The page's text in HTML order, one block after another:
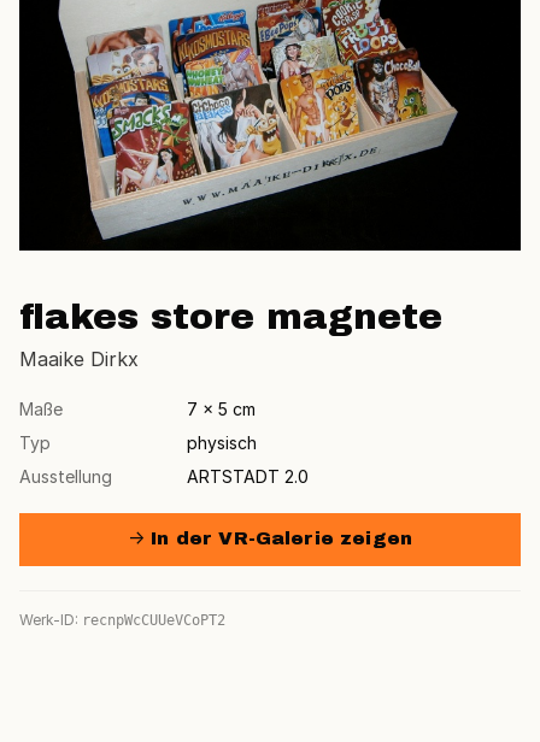
flakes store magnete
Maaike Dirkx
Maße
7 × 5 cm
Typ
physisch
Ausstellung
ARTSTADT 2.0
→ In der VR-Galerie zeigen
Werk-ID: recnpWcCUUeVCoPT2